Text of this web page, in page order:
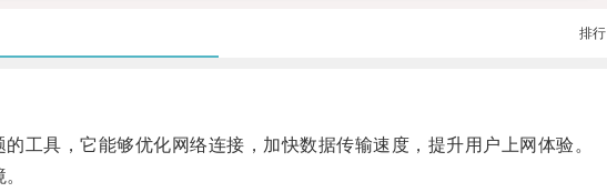
排行
具，它能够优化网络连接，加快数据传输速度，提升用户上网体验。